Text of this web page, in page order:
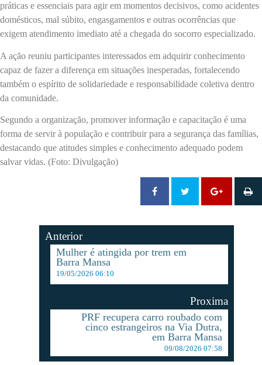
práticas e essenciais para agir em momentos decisivos, como acidentes
domésticos, mal súbito, engasgamentos e outras ocorrências que
exigem atendimento imediato até a chegada do socorro especializado.
A ação reuniu participantes interessados em adquirir conhecimento
capaz de fazer a diferença em situações inesperadas, fortalecendo
também o espírito de solidariedade e responsabilidade coletiva dentro
da comunidade.
Segundo a organização, promover informação e capacitação é uma
forma de servir à população e contribuir para a segurança das famílias,
destacando que atitudes simples e conhecimento adequado podem
salvar vidas. (Foto: Divulgação)
Anterior
Mulher é atingida por trem em
Barra Mansa
19/05/2026 06:10
Proxima
PRF recupera carro roubado com
cinco estrangeiros na Via Dutra,
em Barra Mansa
09/08/2026 07:58